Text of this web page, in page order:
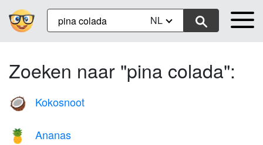
NL
Zoeken naar "pina colada":
🥥 Kokosnoot
🍍 Ananas